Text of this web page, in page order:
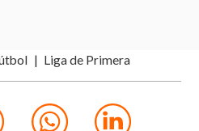
Liga de Primera